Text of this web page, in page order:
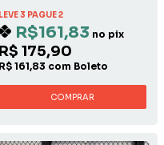
LEVE 3 PAGUE 2
R$161,83 no pix
R$ 175,90
R$ 161,83 com Boleto
COMPRAR